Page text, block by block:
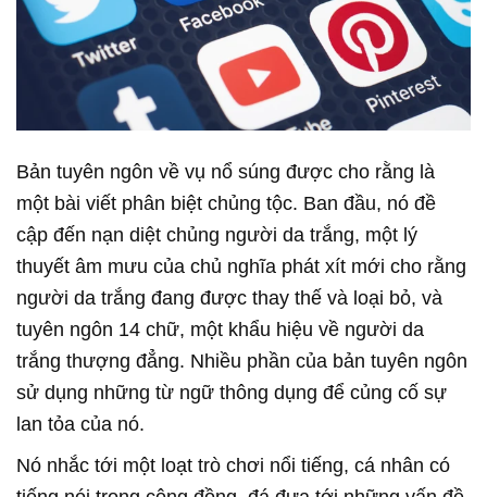
Bản tuyên ngôn về vụ nổ súng được cho rằng là
một bài viết phân biệt chủng tộc. Ban đầu, nó đề
cập đến nạn diệt chủng người da trắng, một lý
thuyết âm mưu của chủ nghĩa phát xít mới cho rằng
người da trắng đang được thay thế và loại bỏ, và
tuyên ngôn 14 chữ, một khẩu hiệu về người da
trắng thượng đẳng. Nhiều phần của bản tuyên ngôn
sử dụng những từ ngữ thông dụng để củng cố sự
lan tỏa của nó.
Nó nhắc tới một loạt trò chơi nổi tiếng, cá nhân có